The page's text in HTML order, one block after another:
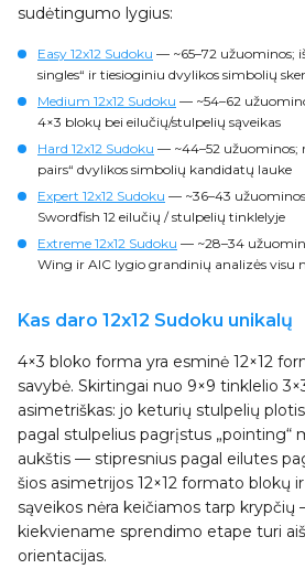
sudėtingumo lygius:
Easy 12x12 Sudoku — ~65–72 užuominos;
singles“ ir tiesioginiu dvylikos simbolių
Medium 12x12 Sudoku — ~54–62
4×3 blokų bei eilučių/stulpelių sąveikas
Hard 12x12 Sudoku — ~44–52 užuominos;
pairs“ dvylikos simbolių kandidatų lauke
Expert 12x12 Sudoku — ~36–43
Swordfish 12 eilučių / stulpelių tinklelyje
Extreme 12x12 Sudoku — ~28–34
Wing ir AIC lygio grandinių analizės visu
Kas daro 12x12 Sudoku unikalų
4×3 bloko forma yra esminė 12×12
savybė. Skirtingai nuo 9×9 tinklelio
asimetriškas: jo keturių stulpelių
pagal stulpelius pagrįstus „pointing“
aukštis — stipresnius pagal eilutes
šios asimetrijos 12×12 formato blokų
sąveikos nėra keičiamos tarp krypčių
kiekviename sprendimo etape turi
orientacijas.